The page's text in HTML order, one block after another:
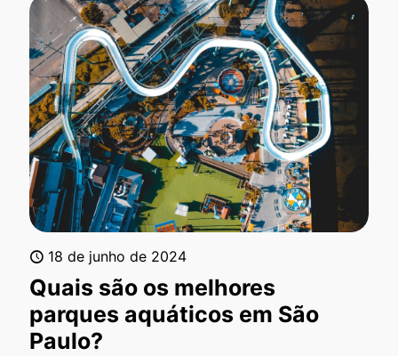
18 de junho de 2024
Quais são os melhores
parques aquáticos em São
Paulo?